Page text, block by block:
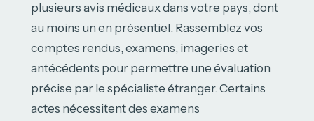
plusieurs avis médicaux dans votre pays, dont
au moins un en présentiel. Rassemblez vos
comptes rendus, examens, imageries et
antécédents pour permettre une évaluation
précise par le spécialiste étranger. Certains
actes nécessitent des examens